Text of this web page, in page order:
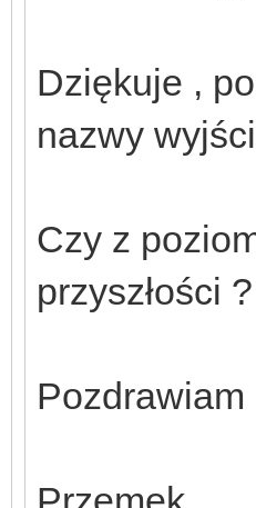
Dziękuje ,
nazwy
Czy z
przyszłości ?
Pozdrawiam